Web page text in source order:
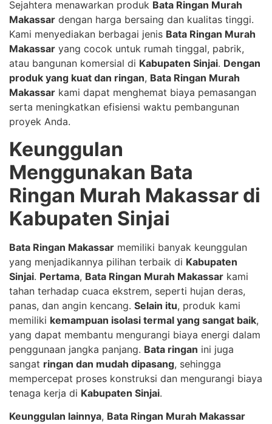
Sejahtera menawarkan produk Bata Ringan Murah
Makassar dengan harga bersaing dan kualitas tinggi.
Kami menyediakan berbagai jenis Bata Ringan Murah
Makassar yang cocok untuk rumah tinggal, pabrik,
atau bangunan komersial di Kabupaten Sinjai. Dengan
produk yang kuat dan ringan, Bata Ringan Murah
Makassar kami dapat menghemat biaya pemasangan
serta meningkatkan efisiensi waktu pembangunan
proyek Anda.
Keunggulan
Menggunakan Bata
Ringan Murah Makassar di
Kabupaten Sinjai
Bata Ringan Makassar memiliki banyak keunggulan
yang menjadikannya pilihan terbaik di Kabupaten
Sinjai. Pertama, Bata Ringan Murah Makassar kami
tahan terhadap cuaca ekstrem, seperti hujan deras,
panas, dan angin kencang. Selain itu, produk kami
memiliki kemampuan isolasi termal yang sangat baik,
yang dapat membantu mengurangi biaya energi dalam
penggunaan jangka panjang. Bata ringan ini juga
sangat ringan dan mudah dipasang, sehingga
mempercepat proses konstruksi dan mengurangi biaya
tenaga kerja di Kabupaten Sinjai.
Keunggulan lainnya, Bata Ringan Murah Makassar